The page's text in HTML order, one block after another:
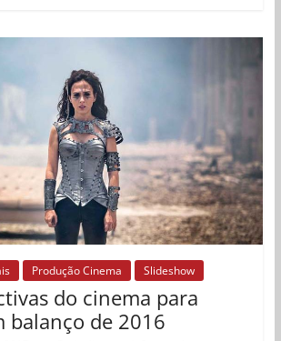
Produção Cinema Slideshow
do cinema para
balanço de 2016